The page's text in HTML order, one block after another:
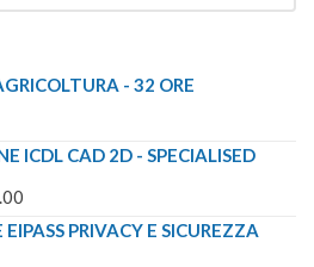
- 32 ORE
ICDL CAD 2D - SPECIALISED
DI
PRIVACY E SICUREZZA